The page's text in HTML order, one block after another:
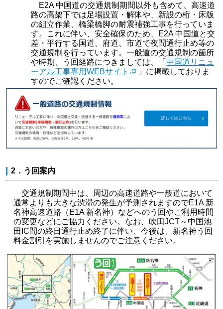
E2A 中国道の交通規制期間以外も含めて、高速道
路の高架下では足場設置・解体や、新設の桁・床版
の組立作業、橋梁橋脚の耐震補強工事を行っていま
す。これに伴い、安全確保のため、E2A 中国道と交
差・平行する国道、府道、市道で夜間通行止め等の
交通規制を行っています。一般道の交通規制の箇所
や時期、う回経路につきましては、「中国道リニュ
ーアル工事専用WEBサイト
」に掲載しておりま
すのでご確認ください。
2．う回案内
交通規制期間中は、周辺の高速道路や一般道において
通常よりも大きな渋滞の発生が予測されますのでE1A 新
名神高速道路（E1A 新名神）などへのう回やご利用時間
の変更などにご協力ください。なお、吹田JCT～中国池
田IC間の終日通行止め終了に伴い、今後は、新名神う回
料金割引を実施しませんのでご注意ください。